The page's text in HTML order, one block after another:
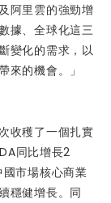
阿里雲的強勁增
據、全球化這三
變化的需求，以
來的機會。」
收穫了一個扎實
同比增長2
市場核心商業
穩健增長。同